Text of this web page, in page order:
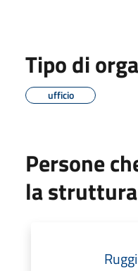
Tipo di
ufficio
Persone
la struttura